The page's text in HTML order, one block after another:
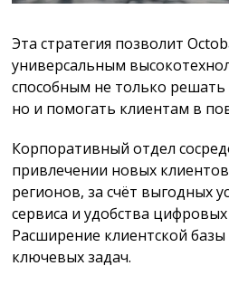
Эта стратегия позволит
универсальным
способным не только
но и помогать клиентам в
Корпоративный отдел
привлечении новых
регионов, за счёт выгодных
сервиса и удобства
Расширение клиентской
ключевых задач.